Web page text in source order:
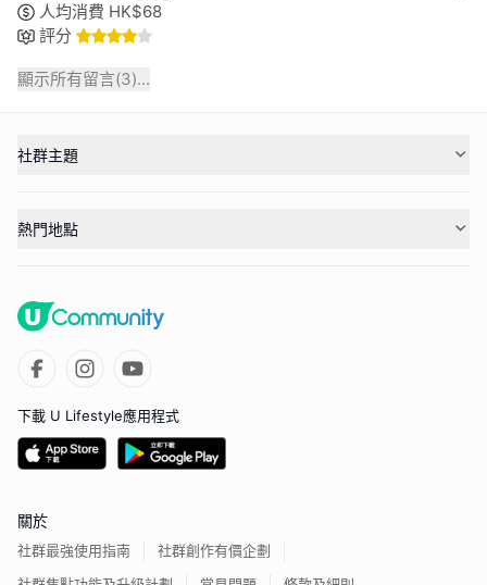
人均消費 HK$68
評分
顯示所有留言(3)...
社群主題
熱門地點
下載 U Lifestyle應用程式
關於
社群最強使用指南
社群創作有價企劃